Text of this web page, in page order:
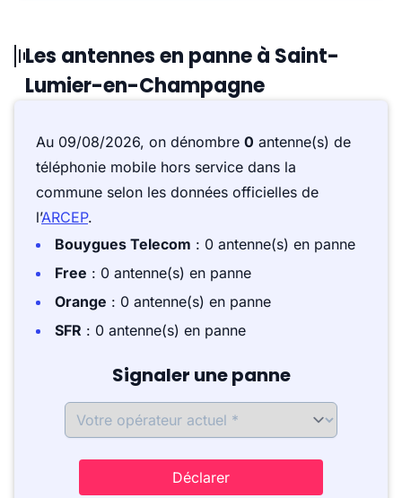
Les antennes en panne à Saint-
Lumier-en-Champagne
Au 09/08/2026, on dénombre 0 antenne(s) de
téléphonie mobile hors service dans la
commune selon les données officielles de
l’ARCEP.
Bouygues Telecom : 0 antenne(s) en panne
Free : 0 antenne(s) en panne
Orange : 0 antenne(s) en panne
SFR : 0 antenne(s) en panne
Signaler une panne
Déclarer